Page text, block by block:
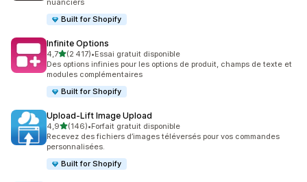
nuanciers
Built for Shopify
Infinite Options
4,7étoile(s) sur 5
(2 417)
2417 avis au total
•Essai gratuit disponible
Des options infinies pour les options de produit, champs de texte et
modules complémentaires
Built for Shopify
Upload‑Lift Image Upload
4,9étoile(s) sur 5
(146)
146 avis au total
•Forfait gratuit disponible
Recevez des fichiers d’images téléversés pour vos commandes
personnalisées.
Built for Shopify